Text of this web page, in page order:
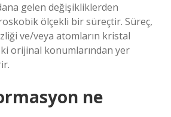
gelen değişikliklerden
ölçekli bir süreçtir. Süreç,
ve/veya atomların kristal
orijinal konumlarından yer
ne